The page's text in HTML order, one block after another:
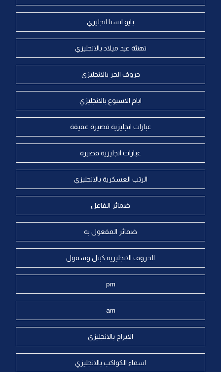
بايو انستا انجليزي
تهنئة عيد ميلاد بالانجليزي
حروف الجر بالانجليزي
ايام الاسبوع بالانجليزي
عبارات انجليزية قصيرة عميقة
عبارات انجليزية قصيرة
الرتب العسكرية بالانجليزي
ضمائر الفاعل
ضمائر المفعول به
الحروف الانجليزية كبتل وسمول
pm
am
الابراج بالانجليزي
اسماء الكواكب بالانجليزي